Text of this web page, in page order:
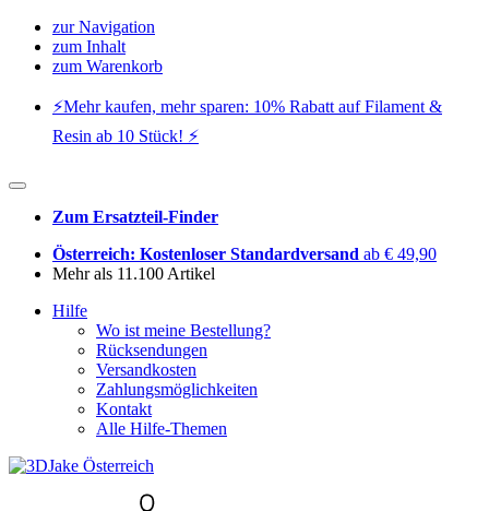
zur Navigation
zum Inhalt
zum Warenkorb
⚡️Mehr kaufen, mehr sparen: 10% Rabatt auf Filament &
Resin ab 10 Stück! ⚡️
Zum Ersatzteil-Finder
Österreich: Kostenloser Standardversand ab € 49,90
Mehr als 11.100 Artikel
Hilfe
Wo ist meine Bestellung?
Rücksendungen
Versandkosten
Zahlungsmöglichkeiten
Kontakt
Alle Hilfe-Themen